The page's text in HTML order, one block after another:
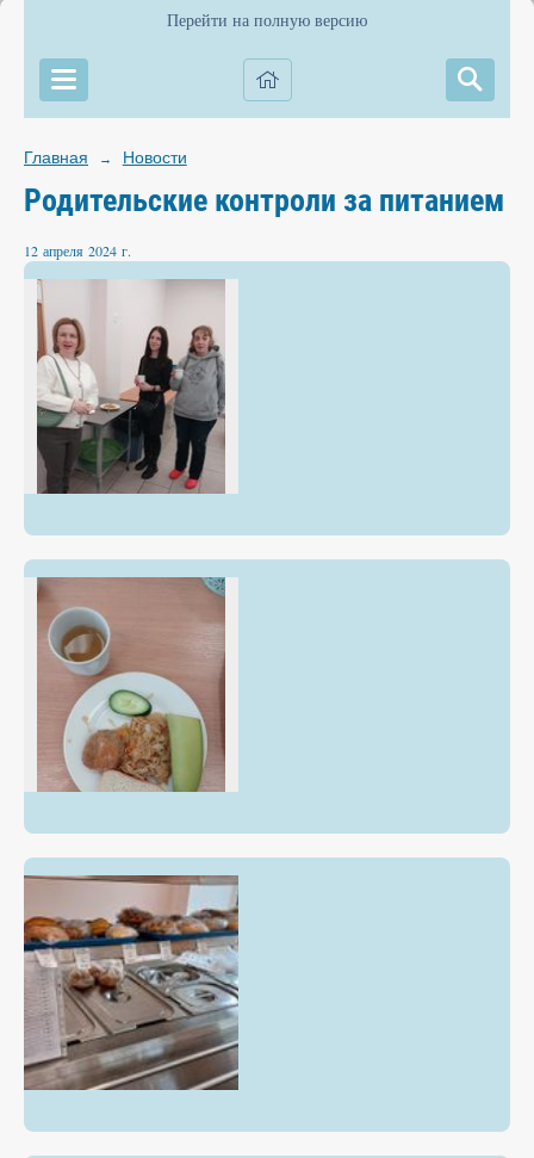
Перейти на полную версию
Главная → Новости
Родительские контроли за питанием
12 апреля 2024 г.